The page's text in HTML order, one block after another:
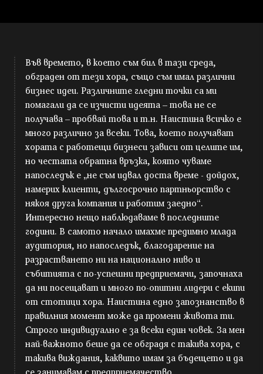
Във времето, в което съм бил в тази среда,
обграден от тези хора, също съм имал различни
бизнес идеи. Различните гледни точки са ми
помагали да се изчисти идеята – това не се
получава – пробвай това и т.н. Наистина всичко е
много различно за всеки. Това, което получават
хората с работещи бизнеси зависи от целите им,
но честата обратна връзка, която чуваме
напоследък е „не съм идвал доста време - дойдох,
намерих клиенти, дългосрочно партньорство с
някоя друга компания и работим заедно“.
Интересно нещо наблюдаваме в последните
години. В самото начало имахме предимно млада
аудитория, но напоследък, благодарение на
разрастването ни на национално ниво и
събитията с по-успешни предприемачи, започнаха
да ни посещават и много по-опитни лидери с екипи
от стотици хора. Наистина едно запознанство в
правилния момент може да промени живота ти.
Строго индивидуално е за всеки един човек. За мен
най-важното беше да се обградя с такива хора, с
такива виждания, каквито имам за бъдещето и да